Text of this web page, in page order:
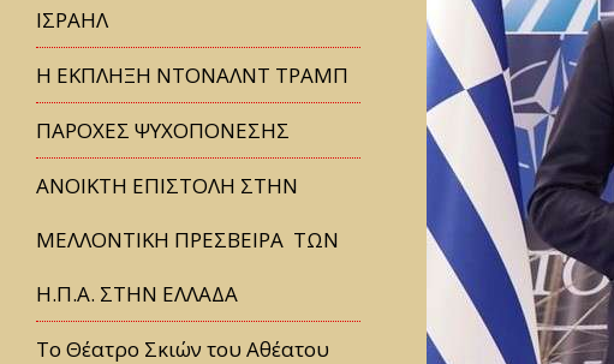
ΙΣΡΑΗΛ
Η ΕΚΠΛΗΞΗ ΝΤΟΝΑΛΝΤ ΤΡΑΜΠ
ΠΑΡΟΧΕΣ ΨΥΧΟΠΟΝΕΣΗΣ
ΑΝΟΙΚΤΗ ΕΠΙΣΤΟΛΗ ΣΤΗΝ
ΜΕΛΛΟΝΤΙΚΗ ΠΡΕΣΒΕΙΡΑ ΤΩΝ
Η.Π.Α. ΣΤΗΝ ΕΛΛΑΔΑ
Tο Θέατρο Σκιών του Αθέατου